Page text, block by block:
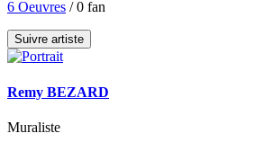
6 Oeuvres / 0 fan
Suivre artiste
Remy BEZARD
Muraliste